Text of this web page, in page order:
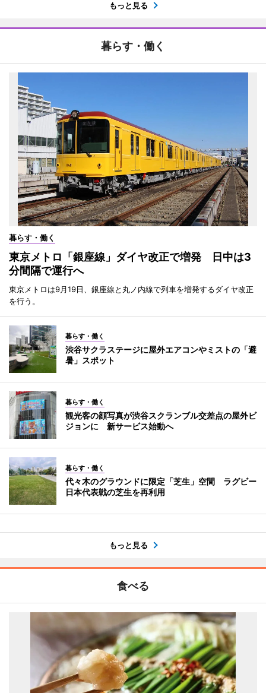
もっと見る
暮らす・働く
暮らす・働く
東京メトロ「銀座線」ダイヤ改正で増発 日中は3
分間隔で運行へ
東京メトロは9月19日、銀座線と丸ノ内線で列車を増発するダイヤ改正
を行う。
暮らす・働く
渋谷サクラステージに屋外エアコンやミストの「避
暑」スポット
暮らす・働く
観光客の顔写真が渋谷スクランブル交差点の屋外ビ
ジョンに 新サービス始動へ
暮らす・働く
代々木のグラウンドに限定「芝生」空間 ラグビー
日本代表戦の芝生を再利用
もっと見る
食べる